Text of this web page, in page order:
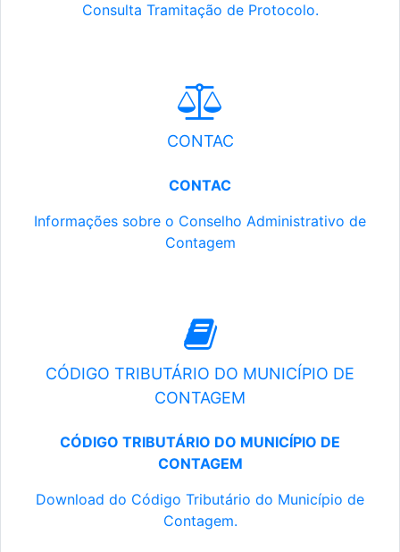
Consulta Tramitação de Protocolo.
CONTAC
CONTAC
Informações sobre o Conselho Administrativo de
Contagem
CÓDIGO TRIBUTÁRIO DO MUNICÍPIO DE
CONTAGEM
CÓDIGO TRIBUTÁRIO DO MUNICÍPIO DE
CONTAGEM
Download do Código Tributário do Município de
Contagem.